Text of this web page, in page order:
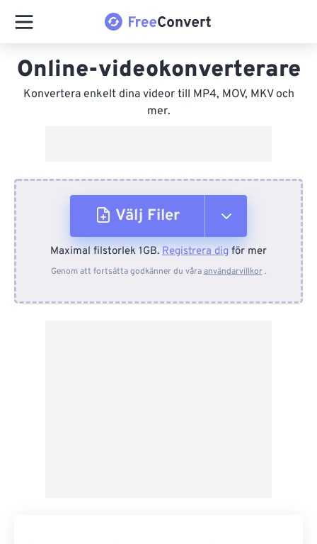
Online-videokonverterare
Konvertera enkelt dina videor till MP4, MOV, MKV och
mer.
Välj Filer
Från enhet
Maximal filstorlek 1GB. Registrera dig för mer
Genom att fortsätta godkänner du våraanvändarvillkor.